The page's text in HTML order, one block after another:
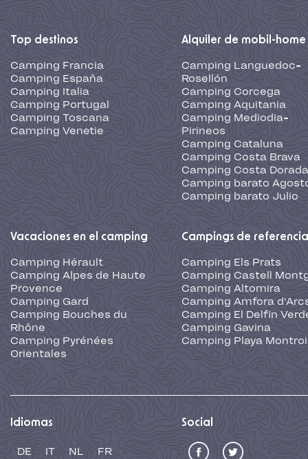
Top destinos
Camping Francia
Camping España
Camping Italia
Camping Portugal
Camping Toscana
Camping Venetie
Alquiler de mobil-home
Camping Languedoc-
Rosellón
Camping Corcega
Camping Aquitania
Camping Mediodia-
Pirineos
Camping Cataluna
Camping Costa Brava
Camping Costa Dorada
Camping barato
Camping barato Julio
Vacaciones en el camping
Camping Hérault
Camping Alpes de Haute
Provence
Camping Gard
Camping Bouches du
Rhône
Camping Pyrénées
Orientales
Campings de referencia
Camping Els Prats
Camping Castell
Camping Altomira
Camping Amfora
Camping El Delfin
Camping Gavina
Camping Playa
Idiomas
DE IT NL
FR
Social